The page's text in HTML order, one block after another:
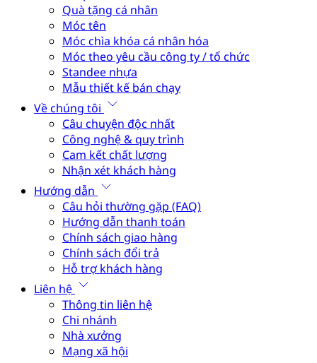
Quà tặng cá nhân
Móc tên
Móc chìa khóa cá nhân hóa
Móc theo yêu cầu công ty / tổ chức
Standee nhựa
Mẫu thiết kế bán chạy
Về chúng tôi
Câu chuyện độc nhất
Công nghệ & quy trình
Cam kết chất lượng
Nhận xét khách hàng
Hướng dẫn
Câu hỏi thường gặp (FAQ)
Hướng dẫn thanh toán
Chính sách giao hàng
Chính sách đổi trả
Hỗ trợ khách hàng
Liên hệ
Thông tin liên hệ
Chi nhánh
Nhà xưởng
Mạng xã hội